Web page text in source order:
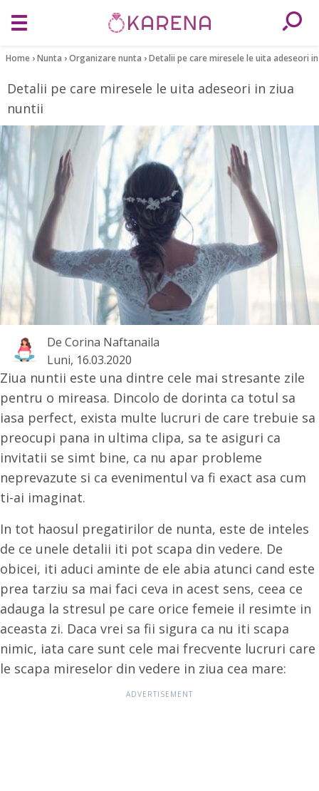
Home ›Nunta ›Organizare nunta ›Detalii pe care miresele le uita adeseori
Detalii pe care miresele le uita adeseori in ziua
nuntii
De Corina Naftanaila
Luni, 16.03.2020
Ziua nuntii este una dintre cele mai stresante zile
pentru o mireasa. Dincolo de dorinta ca totul sa
iasa perfect, exista multe lucruri de care trebuie sa
preocupi pana in ultima clipa, sa te asiguri ca
invitatii se simt bine, ca nu apar probleme
neprevazute si ca evenimentul va fi exact asa cum
ti-ai imaginat.
In tot haosul pregatirilor de nunta, este de inteles
de ce unele detalii iti pot scapa din vedere. De
obicei, iti aduci aminte de ele abia atunci cand este
prea tarziu sa mai faci ceva in acest sens, ceea ce
adauga la stresul pe care orice femeie il resimte in
aceasta zi. Daca vrei sa fii sigura ca nu iti scapa
nimic, iata care sunt cele mai frecvente lucruri care
le scapa mireselor din vedere in ziua cea mare: